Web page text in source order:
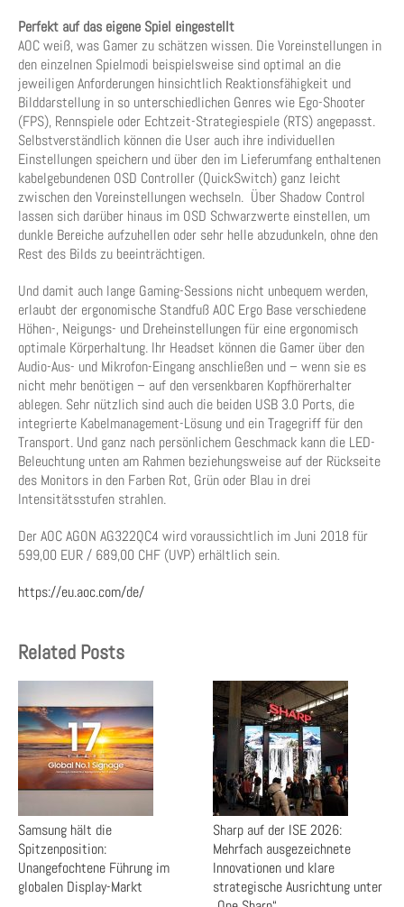
Perfekt auf das eigene Spiel eingestellt
AOC weiß, was Gamer zu schätzen wissen. Die Voreinstellungen in
den einzelnen Spielmodi beispielsweise sind optimal an die
jeweiligen Anforderungen hinsichtlich Reaktionsfähigkeit und
Bilddarstellung in so unterschiedlichen Genres wie Ego-Shooter
(FPS), Rennspiele oder Echtzeit-Strategiespiele (RTS) angepasst.
Selbstverständlich können die User auch ihre individuellen
Einstellungen speichern und über den im Lieferumfang enthaltenen
kabelgebundenen OSD Controller (QuickSwitch) ganz leicht
zwischen den Voreinstellungen wechseln. Über Shadow Control
lassen sich darüber hinaus im OSD Schwarzwerte einstellen, um
dunkle Bereiche aufzuhellen oder sehr helle abzudunkeln, ohne den
Rest des Bilds zu beeinträchtigen.
Und damit auch lange Gaming-Sessions nicht unbequem werden,
erlaubt der ergonomische Standfuß AOC Ergo Base verschiedene
Höhen-, Neigungs- und Dreheinstellungen für eine ergonomisch
optimale Körperhaltung. Ihr Headset können die Gamer über den
Audio-Aus- und Mikrofon-Eingang anschließen und – wenn sie es
nicht mehr benötigen – auf den versenkbaren Kopfhörerhalter
ablegen. Sehr nützlich sind auch die beiden USB 3.0 Ports, die
integrierte Kabelmanagement-Lösung und ein Tragegriff für den
Transport. Und ganz nach persönlichem Geschmack kann die LED-
Beleuchtung unten am Rahmen beziehungsweise auf der Rückseite
des Monitors in den Farben Rot, Grün oder Blau in drei
Intensitätsstufen strahlen.
Der AOC AGON AG322QC4 wird voraussichtlich im Juni 2018 für
599,00 EUR / 689,00 CHF (UVP) erhältlich sein.
https://eu.aoc.com/de/
Related Posts
Samsung hält die
Spitzenposition:
Unangefochtene Führung im
globalen Display-Markt
Sharp auf der ISE 2026:
Mehrfach ausgezeichnete
Innovationen und klare
strategische Ausrichtung unter